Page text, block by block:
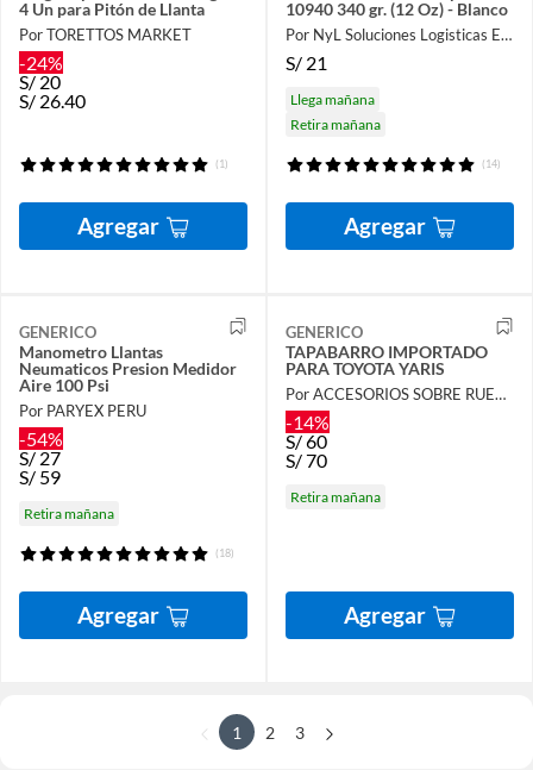
4 Un para Pitón de Llanta
Por TORETTOS MARKET
-24%
S/ 20
S/ 26.40
(1)
Agregar
10940 340 gr. (12 Oz) - Blanco
Por NyL Soluciones Logisticas EIRL
S/ 21
Llega mañana
Retira mañana
(14)
Agregar
GENERICO
Manometro Llantas
Neumaticos Presion Medidor
Aire 100 Psi
Por PARYEX PERU
-54%
S/ 27
S/ 59
Retira mañana
(18)
Agregar
GENERICO
TAPABARRO IMPORTADO
PARA TOYOTA YARIS
Por ACCESORIOS SOBRE RUEDAS
-14%
S/60
S/70
Retira mañana
Agregar
1 2 3